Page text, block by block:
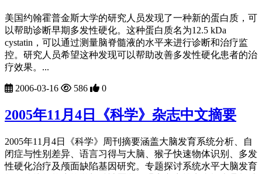
美国约翰霍普金斯大学的研究人员发现了一种新的蛋白质，可
以帮助诊断早期多发性硬化。这种蛋白质名为12.5 kDa
cystatin，可以通过测量脑脊髓液的水平来进行诊断和治疗监
控。研究人员希望这种发现可以帮助改善多发性硬化患者的治
疗效果。...
2006-03-16 586 0
2005年11月4日《科学》杂志中文摘要
2005年11月4日《科学》周刊摘要涵盖大脑发育系统分析、自
闭症与性别差异、语言习得与大脑、猴子快速物体识别、多发
性硬化治疗及颅面缺陷基因研究。专题探讨系统水平大脑发育